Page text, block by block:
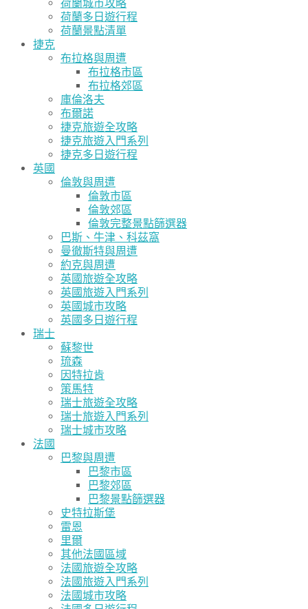
荷蘭城市攻略
荷蘭多日遊行程
荷蘭景點清單
捷克
布拉格與周遭
布拉格市區
布拉格郊區
庫倫洛夫
布爾諾
捷克旅遊全攻略
捷克旅遊入門系列
捷克多日遊行程
英國
倫敦與周遭
倫敦市區
倫敦郊區
倫敦完整景點篩選器
巴斯、牛津、科茲窩
曼徹斯特與周遭
約克與周遭
英國旅遊全攻略
英國旅遊入門系列
英國城市攻略
英國多日遊行程
瑞士
蘇黎世
琉森
因特拉肯
策馬特
瑞士旅遊全攻略
瑞士旅遊入門系列
瑞士城市攻略
法國
巴黎與周遭
巴黎市區
巴黎郊區
巴黎景點篩選器
史特拉斯堡
雷恩
里爾
其他法國區域
法國旅遊全攻略
法國旅遊入門系列
法國城市攻略